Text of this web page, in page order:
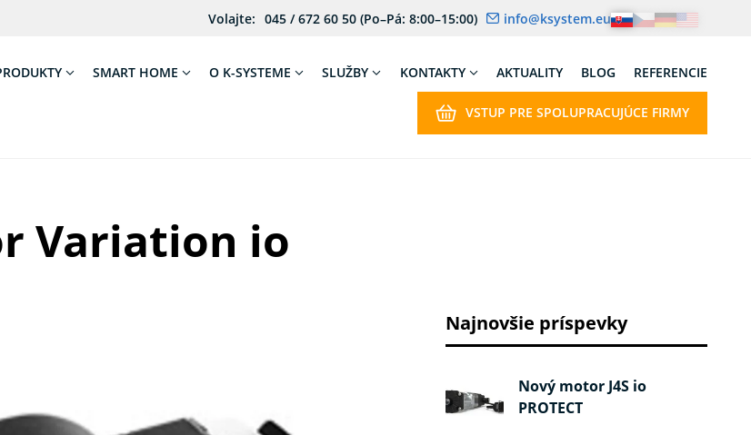
Volajte: 045 / 672 60 50 (Po–Pá: 8:00–15:00) info@ksystem.eu
SMART HOME O K-SYSTEME SLUŽBY KONTAKTY AKTUALITY BLOG REFERENCIE
VSTUP PRE SPOLUPRACUJÚCE FIRMY
Variation io
Najnovšie príspevky
Nový motor J4S io
PROTECT